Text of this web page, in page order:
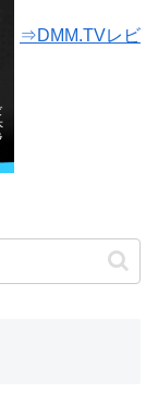
⇒DMM.TVレビ